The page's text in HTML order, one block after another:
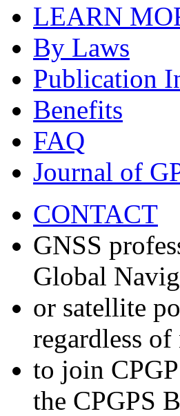
LEARN
By Laws
Publication
Benefits
FAQ
Journal of
CONTACT
GNSS
Global
or satellite
regardless
to join
the CPGPS